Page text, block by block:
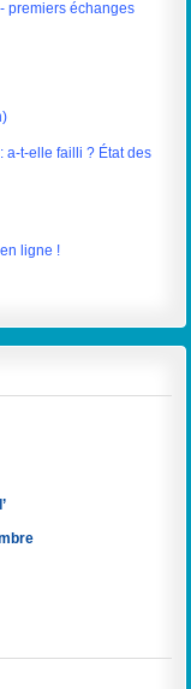
premiers échanges
a-t-elle failli ? État des
ligne !